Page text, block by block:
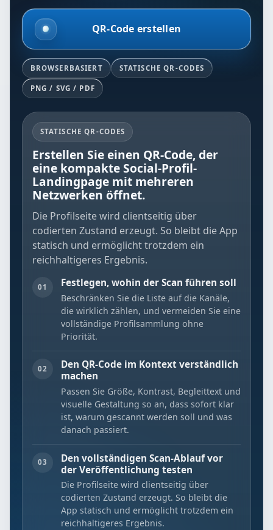
QR-Code erstellen
BROWSERBASIERT STATISCHE QR-CODES
PNG / SVG / PDF
STATISCHE QR-CODES
Erstellen Sie einen QR-Code, der
eine kompakte Social-Profil-
Landingpage mit mehreren
Netzwerken öffnet.
Die Profilseite wird clientseitig über
codierten Zustand erzeugt. So bleibt die App
statisch und ermöglicht trotzdem ein
reichhaltigeres Ergebnis.
01 Festlegen, wohin der Scan führen soll
Beschränken Sie die Liste auf die Kanäle,
die wirklich zählen, und vermeiden Sie eine
vollständige Profilsammlung ohne
Priorität.
02
Den QR-Code im Kontext verständlich
machen
Passen Sie Größe, Kontrast, Begleittext und
visuelle Gestaltung so an, dass sofort klar
ist, warum gescannt werden soll und was
danach passiert.
03
Den vollständigen Scan-Ablauf vor
der Veröffentlichung testen
Die Profilseite wird clientseitig über
codierten Zustand erzeugt. So bleibt die
App statisch und ermöglicht trotzdem ein
reichhaltigeres Ergebnis.